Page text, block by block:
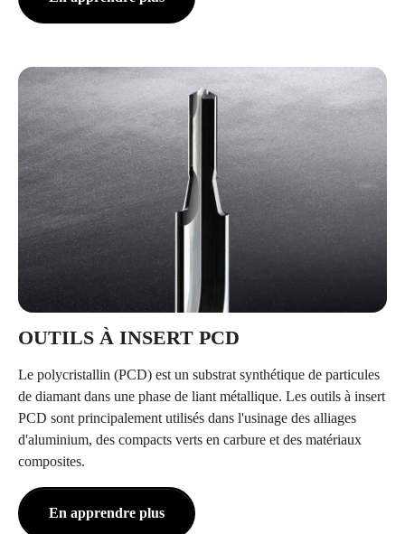
OUTILS À INSERT PCD
Le polycristallin (PCD) est un substrat synthétique de particules
de diamant dans une phase de liant métallique. Les outils à insert
PCD sont principalement utilisés dans l'usinage des alliages
d'aluminium, des compacts verts en carbure et des matériaux
composites.
En apprendre plus